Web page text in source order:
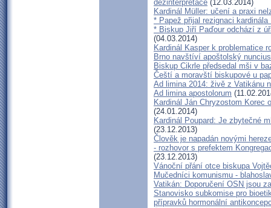
dezinterpretace (12.03.2014)
Kardinál Müller: učení a praxi
* Papež přijal rezignaci kardinála
* Biskup Jiří Paďour odchází z
(04.03.2014)
Kardinál Kasper k problematice
Brno navštíví apoštolský
Biskup Cikrle předsedal mši v
Čeští a moravští biskupové u
Ad limina 2014: živě z Vatikánu
Ad limina apostolorum
Kardinál Ján Chryzostom Korec
(24.01.2014)
Kardinál Poupard: Je zbytečné
(23.12.2013)
Člověk je napadán novými
- rozhovor s prefektem
(23.12.2013)
Vánoční přání otce biskupa
Mučedníci komunismu -
Vatikán: Doporučení OSN jsou
Stanovisko subkomise pro
přípravků hormonální